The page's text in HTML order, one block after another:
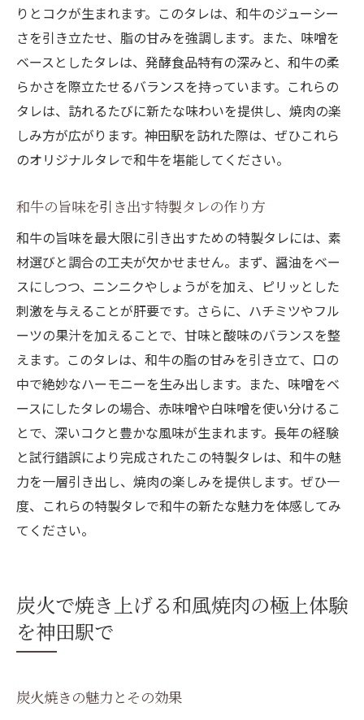
りとコクが生まれます。このタレは、和牛のジューシー
さを引き立たせ、脂の甘みを強調します。また、味噌を
ベースとしたタレは、発酵食品特有の深みと、和牛の柔
らかさを際立たせるバランスを持っています。これらの
タレは、訪れるたびに新たな味わいを提供し、焼肉の楽
しみ方が広がります。神田駅を訪れた際は、ぜひこれら
のオリジナルタレで和牛を堪能してください。
和牛の旨味を引き出す特製タレの作り方
和牛の旨味を最大限に引き出すための特製タレには、素
材選びと調合の工夫が欠かせません。まず、醤油をベー
スにしつつ、ニンニクやしょうがを加え、ピリッとした
刺激を与えることが肝要です。さらに、ハチミツやフル
ーツの果汁を加えることで、甘味と酸味のバランスを整
えます。このタレは、和牛の脂の甘みを引き立て、口の
中で絶妙なハーモニーを生み出します。また、味噌をベ
ースにしたタレの場合、赤味噌や白味噌を使い分けるこ
とで、深いコクと豊かな風味が生まれます。長年の経験
と試行錯誤により完成されたこの特製タレは、和牛の魅
力を一層引き出し、焼肉の楽しみを提供します。ぜひ一
度、これらの特製タレで和牛の新たな魅力を体感してみ
てください。
炭火で焼き上げる和風焼肉の極上体験
を神田駅で
炭火焼きの魅力とその効果